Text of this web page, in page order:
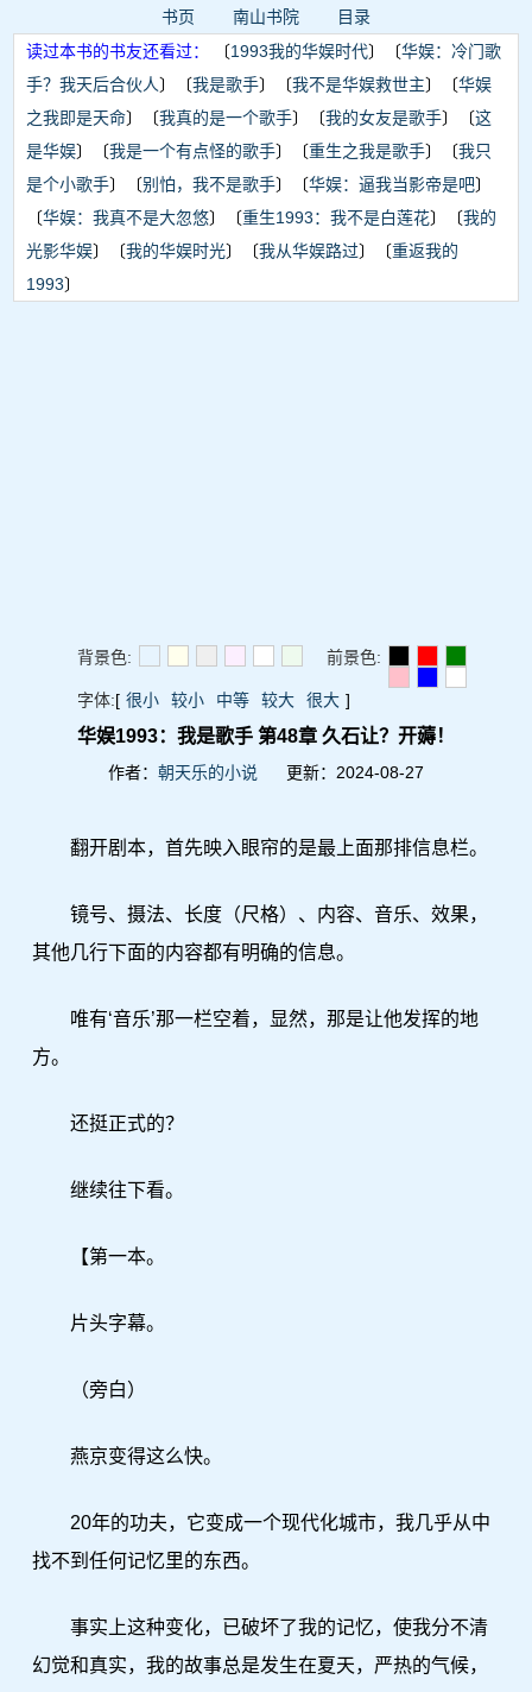
书页 南山书院
目录
读过本书的书友还看过：
〔1993我的华娱时代〕〔华娱：冷门歌
手？我天后合伙人〕〔我是歌手〕〔我不是华娱救世主〕〔华娱
之我即是天命〕〔我真的是一个歌手〕〔我的女友是歌手〕〔这
是华娱〕〔我是一个有点怪的歌手〕〔重生之我是歌手〕〔我只
是个小歌手〕〔别怕，我不是歌手〕〔华娱：逼我当影帝是吧〕
〔华娱：我真不是大忽悠〕〔重生1993：我不是白莲花〕〔我的
光影华娱〕〔我的华娱时光〕〔我从华娱路过〕〔重返我的
1993〕
背景色: 前景色:
字体:[ 很小 较小 中等 较大 很大 ]
华娱1993：我是歌手 第48章 久石让？开薅！
作者： 朝天乐的小说 更新：2024-08-27
翻开剧本，首先映入眼帘的是最上面那排信息栏。
镜号、摄法、长度（尺格）、内容、音乐、效果，
其他几行下面的内容都有明确的信息。
唯有‘音乐’那一栏空着，显然，那是让他发挥的地
方。
还挺正式的？
继续往下看。
【第一本。
片头字幕。
（旁白）
燕京变得这么快。
20年的功夫，它变成一个现代化城市，我几乎从中
找不到任何记忆里的东西。
事实上这种变化，已破坏了我的记忆，使我分不清
幻觉和真实，我的故事总是发生在夏天，严热的气候，